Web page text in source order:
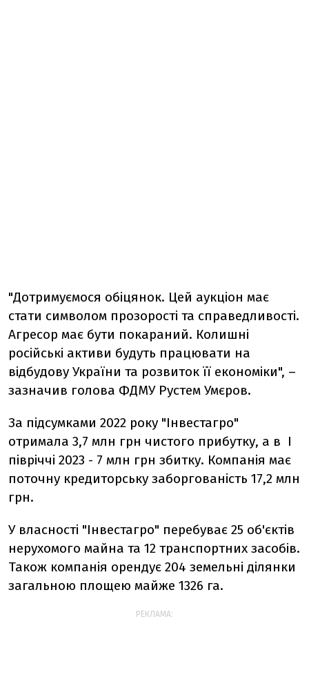
"Дотримуємося обіцянок. Цей аукціон має
стати символом прозорості та справедливості.
Агресор має бути покараний. Колишні
російські активи будуть працювати на
відбудову України та розвиток її економіки", –
зазначив голова ФДМУ Рустем Умєров.
За підсумками 2022 року "Інвестагро"
отримала 3,7 млн грн чистого прибутку, а в I
півріччі 2023 - 7 млн грн збитку. Компанія має
поточну кредиторську заборгованість 17,2 млн
грн.
У власності "Інвестагро" перебуває 25 об'єктів
нерухомого майна та 12 транспортних засобів.
Також компанія орендує 204 земельні ділянки
загальною площею майже 1326 га.
РЕКЛАМА: